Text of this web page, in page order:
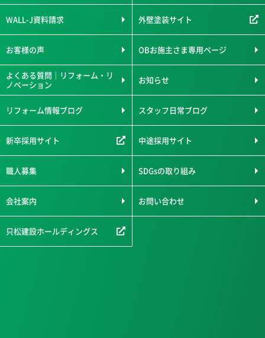
WALL-J資料請求 外壁塗装サイト
お客様の声 OBお施主さま専用ページ
よくある質問｜リフォーム・リ
ノベーション
お知らせ
リフォーム情報ブログ スタッフ日常ブログ
新卒採用サイト 中途採用サイト
職人募集 SDGsの取り組み
会社案内 お問い合わせ
只松建設ホールディングス